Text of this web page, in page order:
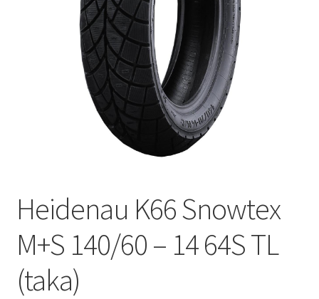
Heidenau K66 Snowtex
M+S 140/60 – 14 64S TL
(taka)